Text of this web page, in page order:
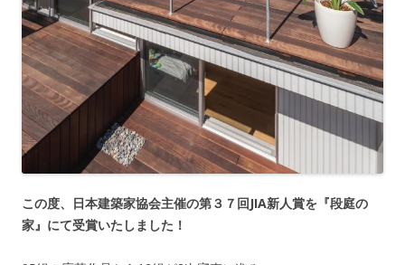
この度、日本建築家協会主催の第３７回JIA新人賞を『段庭の
家』にて受賞いたしました！